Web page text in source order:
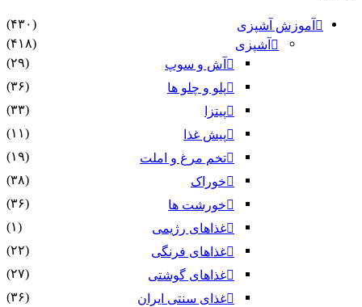
آموزش آشپزی
(۴۳۰)
آشپزی
(۴۱۸)
آش و سوپ
(۲۹)
پلو و چلو ها
(۳۶)
پیتزا
(۳۳)
پیش غذا
(۱۱)
تخم مرغ و املت
(۱۹)
خوراک
(۳۸)
خورشت ها
(۳۶)
غذاهای رژیمی
(۱)
غذاهای فرنگی
(۲۲)
غذاهای گوشتی
(۲۷)
غذای سنتی ایران
(۳۶)